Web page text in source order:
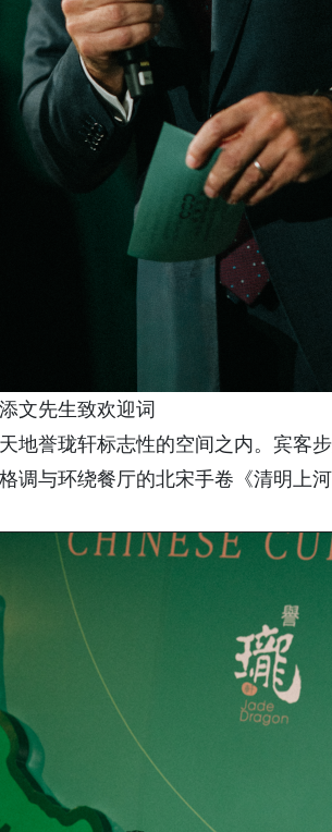
文先生致欢迎词
地誉珑轩标志性的空间之内。宾客
调与环绕餐厅的北宋手卷《清明上